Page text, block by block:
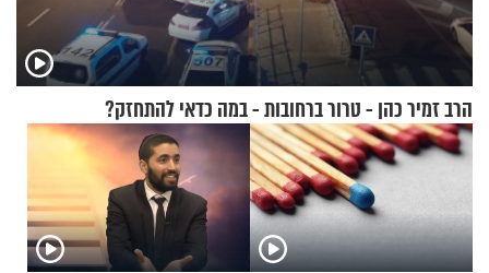
הרב זמיר כהן - טרור ברחובות - במה כדאי להתחזק?